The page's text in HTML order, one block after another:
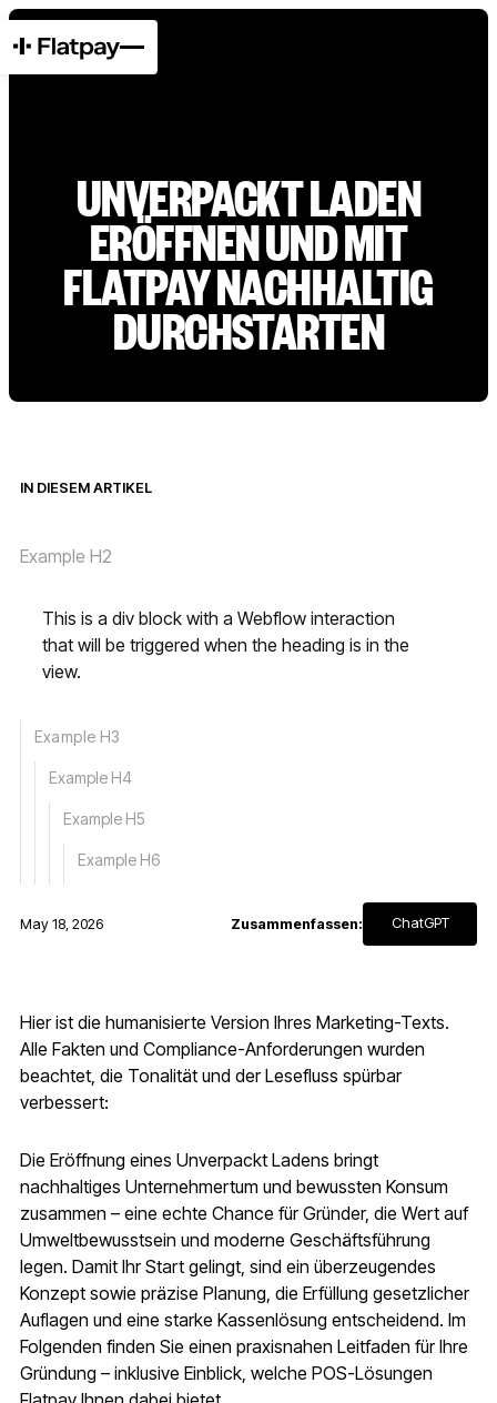
UNVERPACKT LADEN
ERÖFFNEN UND MIT
FLATPAY NACHHALTIG
DURCHSTARTEN
IN DIESEM ARTIKEL
Example H2
This is a div block with a Webflow interaction
that will be triggered when the heading is in the
view.
Example H3
Example H4
Example H5
Example H6
May 18, 2026 Zusammenfassen: ChatGPT
Hier ist die humanisierte Version Ihres Marketing-Texts.
Alle Fakten und Compliance-Anforderungen wurden
beachtet, die Tonalität und der Lesefluss spürbar
verbessert:
Die Eröffnung eines Unverpackt Ladens bringt
nachhaltiges Unternehmertum und bewussten Konsum
zusammen – eine echte Chance für Gründer, die Wert auf
Umweltbewusstsein und moderne Geschäftsführung
legen. Damit Ihr Start gelingt, sind ein überzeugendes
Konzept sowie präzise Planung, die Erfüllung gesetzlicher
Auflagen und eine starke Kassenlösung entscheidend. Im
Folgenden finden Sie einen praxisnahen Leitfaden für Ihre
Gründung – inklusive Einblick, welche POS-Lösungen